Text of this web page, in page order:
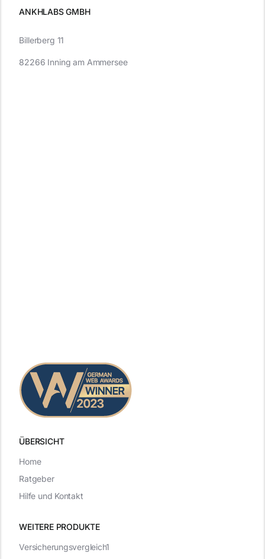
ANKHLABS GMBH
ÜBERSICHT
WEITERE PRODUKTE
Billerberg 11
82266 Inning am Ammersee
Versicherungsvergleich1
Home
Ratgeber
Hilfe und Kontakt